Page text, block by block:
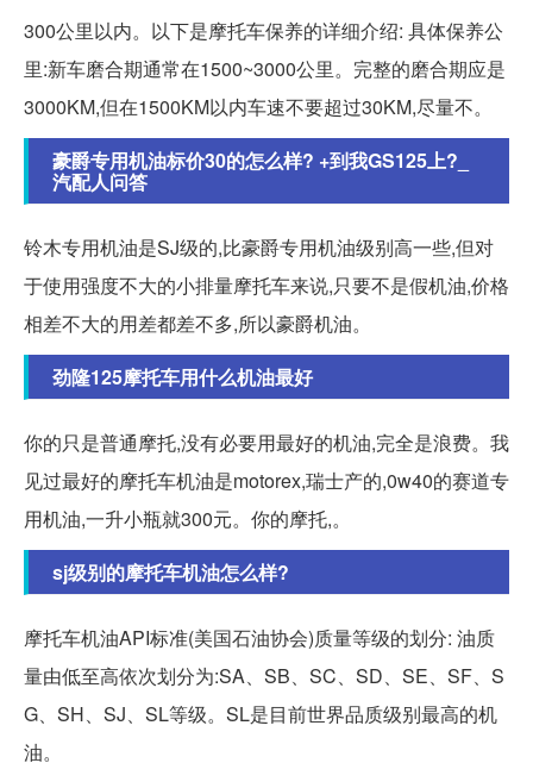
300公里以内。以下是摩托车保养的详细介绍: 具体保养公
里:新车磨合期通常在1500~3000公里。完整的磨合期应是
3000KM,但在1500KM以内车速不要超过30KM,尽量不。
豪爵专用机油标价30的怎么样? +到我GS125上?_
汽配人问答
铃木专用机油是SJ级的,比豪爵专用机油级别高一些,但对
于使用强度不大的小排量摩托车来说,只要不是假机油,价格
相差不大的用差都差不多,所以豪爵机油。
劲隆125摩托车用什么机油最好
你的只是普通摩托,没有必要用最好的机油,完全是浪费。我
见过最好的摩托车机油是motorex,瑞士产的,0w40的赛道专
用机油,一升小瓶就300元。你的摩托,。
sj级别的摩托车机油怎么样?
摩托车机油API标准(美国石油协会)质量等级的划分: 油质
量由低至高依次划分为:SA、SB、SC、SD、SE、SF、S
G、SH、SJ、SL等级。SL是目前世界品质级别最高的机
油。